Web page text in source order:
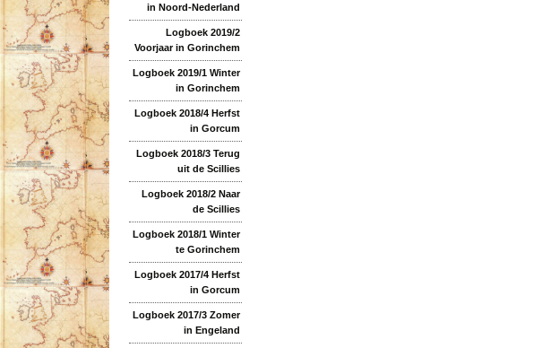
in Noord-Nederland
Logboek 2019/2
Voorjaar in Gorinchem
Logboek 2019/1 Winter
in Gorinchem
Logboek 2018/4 Herfst
in Gorcum
Logboek 2018/3 Terug
uit de Scillies
Logboek 2018/2 Naar
de Scillies
Logboek 2018/1 Winter
te Gorinchem
Logboek 2017/4 Herfst
in Gorcum
Logboek 2017/3 Zomer
in Engeland